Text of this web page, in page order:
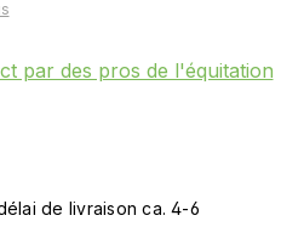
par des pros de l'équitation
de livraison ca. 4-6